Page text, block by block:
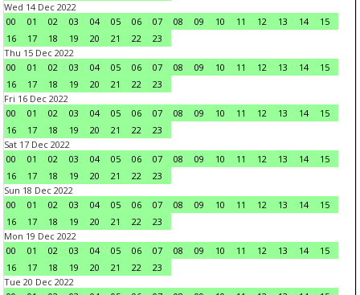
Wed 14 Dec 2022
00
01 02 03 04 05 06 07 08 09 10 11 12 13 14
15
16
17 18 19 20 21 22
23
Thu 15 Dec 2022
00
01 02 03 04 05 06 07 08 09 10 11 12 13 14
15
16
17 18 19 20 21 22
23
Fri 16 Dec 2022
00
01 02 03 04 05 06 07 08 09 10 11 12 13 14
15
16
17 18 19 20 21 22
23
Sat 17 Dec 2022
00
01 02 03 04 05 06 07 08 09 10 11 12 13 14
15
16
17 18 19 20 21 22
23
Sun 18 Dec 2022
00
01 02 03 04 05 06 07 08 09 10 11 12 13 14
15
16
17 18 19 20 21 22
23
Mon 19 Dec 2022
00
01 02 03 04 05 06 07 08 09 10 11 12 13 14
15
16
17 18 19 20 21 22
23
Tue 20 Dec 2022